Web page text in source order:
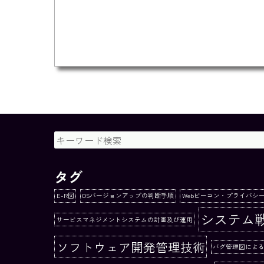
タグ
E-R図 OSバージョンアップの判断手順 Webビーコン・プライバシ
サービスマネジメントシステムの計画及び運用 システム
ソフトウェア開発管理技術 バグ管理図によ